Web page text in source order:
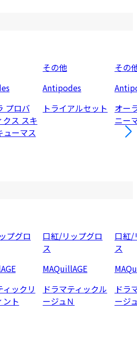
プロバ
クス スキ
ューマス
その他
Antipodes
トライアルセット
その
オー
ニー
プグロ
ィックリ
ント
口紅/リップグロ
ス
MAQuillAGE
ドラマティックル
ージュＮ
口紅/
ス
ドラ
ージ